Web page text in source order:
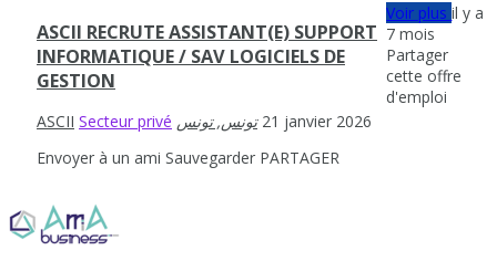
ASCII RECRUTE ASSISTANT(E) SUPPORT
INFORMATIQUE / SAV LOGICIELS DE
GESTION
ASCII Secteur privé
21 janvier 2026
Envoyer à un ami Sauvegarder PARTAGER
Voir plusil y a
7 mois
Partager
cette offre
d'emploi